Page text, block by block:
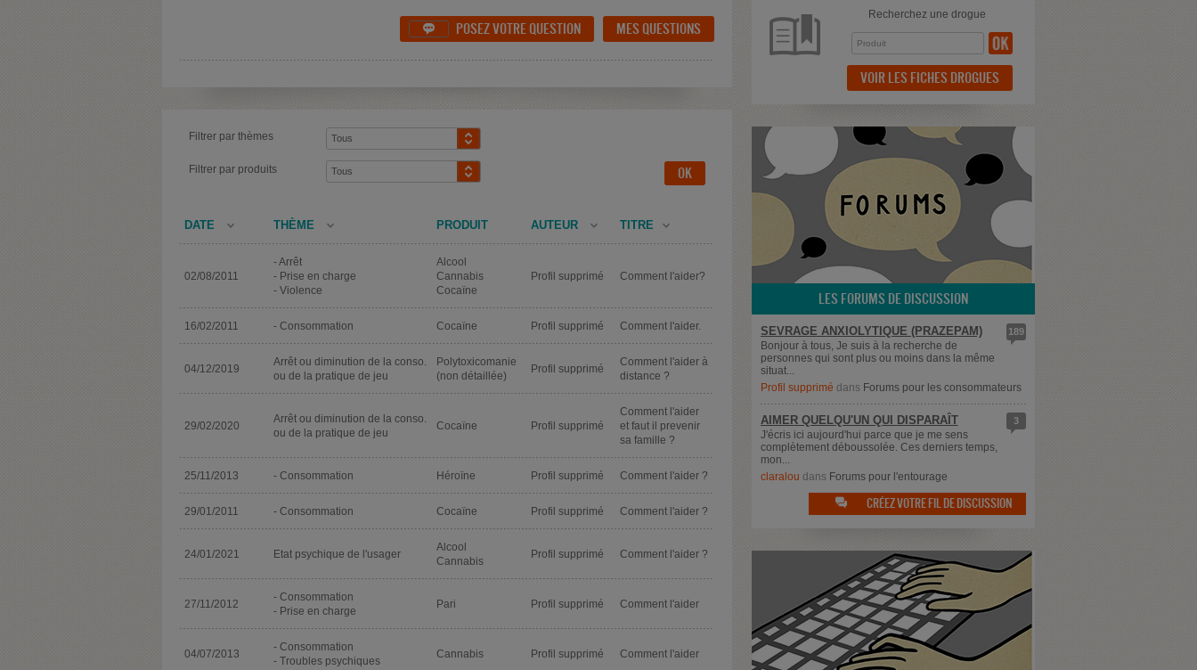
 POSEZ VOTRE QUESTION MES QUESTIONS
Filtrer par thèmes
Filtrer par produits
DATE THÈME PRODUIT AUTEUR TITRE
02/08/2011
- Arrêt
- Prise en charge
- Violence
Alcool
Cannabis
Cocaïne
Profil supprimé Comment l'aider?
16/02/2011 - Consommation Cocaïne Profil supprimé Comment l'aider.
04/12/2019
Arrêt ou diminution de la conso.
ou de la pratique de jeu
Polytoxicomanie
(non détaillée)
Profil supprimé
Comment l'aider à
distance ?
29/02/2020
Arrêt ou diminution de la conso.
ou de la pratique de jeu
Cocaïne Profil supprimé
Comment l'aider
et faut il prevenir
sa famille ?
25/11/2013 - Consommation Héroïne Profil supprimé Comment l'aider ?
29/01/2011 - Consommation Cocaïne Profil supprimé Comment l'aider ?
24/01/2021 Etat psychique de l'usager
Alcool
Cannabis
Profil supprimé Comment l'aider ?
27/11/2012
- Consommation
- Prise en charge
Pari Profil supprimé Comment l'aider
04/07/2013
- Consommation
- Troubles psychiques
Cannabis Profil supprimé Comment l'aider
Recherchez une drogue
VOIR LES FICHES DROGUES
LES FORUMS DE DISCUSSION
189
SEVRAGE ANXIOLYTIQUE (PRAZEPAM)
Bonjour à tous, Je suis à la recherche de
personnes qui sont plus ou moins dans la même
situat...
Profil supprimé dans Forums pour les consommateurs
3
AIMER QUELQU'UN QUI DISPARAÎT
J'écris ici aujourd'hui parce que je me sens
complètement déboussolée. Ces derniers temps,
mon...
claralou dans Forums pour l'entourage
 CRÉEZ VOTRE FIL DE DISCUSSION